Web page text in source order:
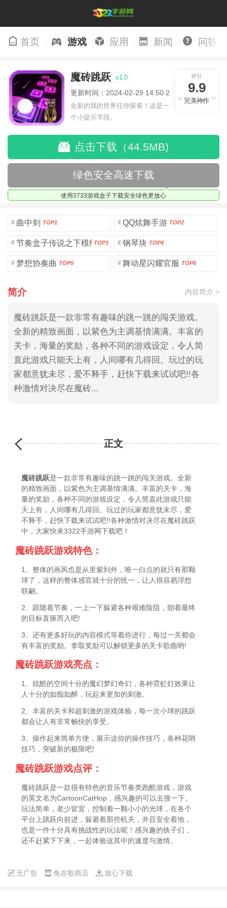
首页 游戏 应用 新闻 问答
魔砖跳跃 v1.0
更新时间：2024-02-29 14:50:27
全新的我的世界任你探索！这是一
个小提示字段。
评分
9.9
完美神作
点击下载（44.5MB)
绿色安全高速下载
使用3733游戏盒子下载安全绿色更放心
# 曲中剑 TOP1 # QQ炫舞手游 TOP2
# 节奏盒子传说之下模组TOP3 # 钢琴块 TOP4
# 梦想协奏曲 TOP5 # 舞动星闪耀官服 TOP6
简介 内容简介 >
魔砖跳跃是一款非常有趣味的跳一跳的闯关游戏。
全新的精致画面，以紫色为主调基情满满。丰富的
关卡，海量的奖励，各种不同的游戏设定，令人简
直此游戏只能天上有，人间哪有几得回。玩过的玩
家都意犹未尽，爱不释手，赶快下载来试试吧!!各
种激情对决尽在魔砖...
正文
魔砖跳跃是一款非常有趣味的跳一跳的闯关游戏。全新
的精致画面，以紫色为主调基情满满。丰富的关卡，海
量的奖励，各种不同的游戏设定，令人简直此游戏只能
天上有，人间哪有几得回。玩过的玩家都意犹未尽，爱
不释手，赶快下载来试试吧!!各种激情对决尽在魔砖跳跃
中，大家快来3322手游网下载吧！
魔砖跳跃游戏特色：
1、整体的画风也是从里紫到外，唯一白点的就只有那颗
球了，这样的整体感官就十分的统一，让人很容易浮想
联翩。
2、跟随着节奏，一上一下躲避各种艰难险阻，朝着最终
的目标直驱而入吧!
3、还有更多好玩的内容模式等着你进行，每过一关都会
有丰富的奖励。拿取奖励可以解锁更多的关卡歌曲哟!
魔砖跳跃游戏亮点：
1、炫酷的空间十分的魔幻梦幻奇幻，各种霓虹灯效果让
人十分的如痴如醉，玩起来更加的刺激。
2、丰富的关卡和超刺激的游戏体验，每一次小球的跳跃
都会让人有非常畅快的享受。
3、操作起来简单方便，展示这你的操作技巧，各种花哨
技巧，突破新的极限吧!
魔砖跳跃游戏点评：
魔砖跳跃是一款很有特色的音乐节奏类跑酷游戏，游戏
的英文名为CartoonCatHop，感兴趣的可以去搜一下。
玩法简单，老少皆宜，控制着一颗小小的光球，在各个
平台上跳跃向前进，躲避着那些机关，并且安全着地，
也是一件十分具有挑战性的玩法呢！感兴趣的铁子们，
还不赶紧下下来，一起体验这其中的速度与激情。
无广告 免谷歌商店 放心下载